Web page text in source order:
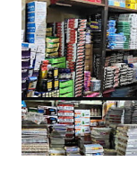
WN
SULBAR
WN
BABEL
WN
SUMBAR